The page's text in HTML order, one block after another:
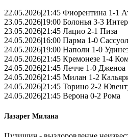
22.05.2026|21:45 Фиорентина 1-1
23.05.2026|19:00 Болонья 3-3 Интер
23.05.2026|21:45 Лацио 2-1 Пиза
24.05.2026|16:00 Парма 1-0
24.05.2026|19:00 Наполи 1-0
24.05.2026|21:45 Кремонезе 1-4
24.05.2026|21:45 Лечче 1-0 Дженоа
24.05.2026|21:45 Милан 1-2
24.05.2026|21:45 Торино 2-2
24.05.2026|21:45 Верона 0-2 Рома
Лазарет Милана